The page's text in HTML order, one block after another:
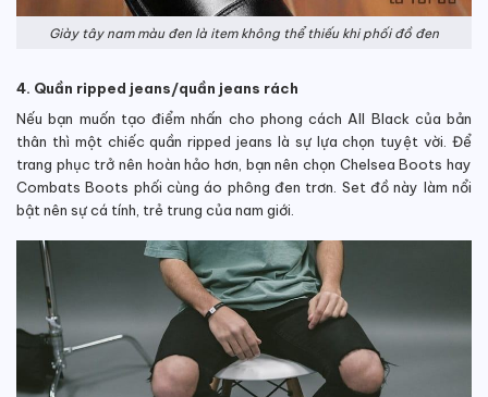
Giày tây nam màu đen là item không thể thiếu khi phối đồ đen
4. Quần ripped jeans/quần jeans rách
Nếu bạn muốn tạo điểm nhấn cho phong cách All Black của bản
thân thì một chiếc quần ripped jeans là sự lựa chọn tuyệt vời. Để
trang phục trở nên hoàn hảo hơn, bạn nên chọn Chelsea Boots hay
Combats Boots phối cùng áo phông đen trơn. Set đồ này làm nổi
bật nên sự cá tính, trẻ trung của nam giới.